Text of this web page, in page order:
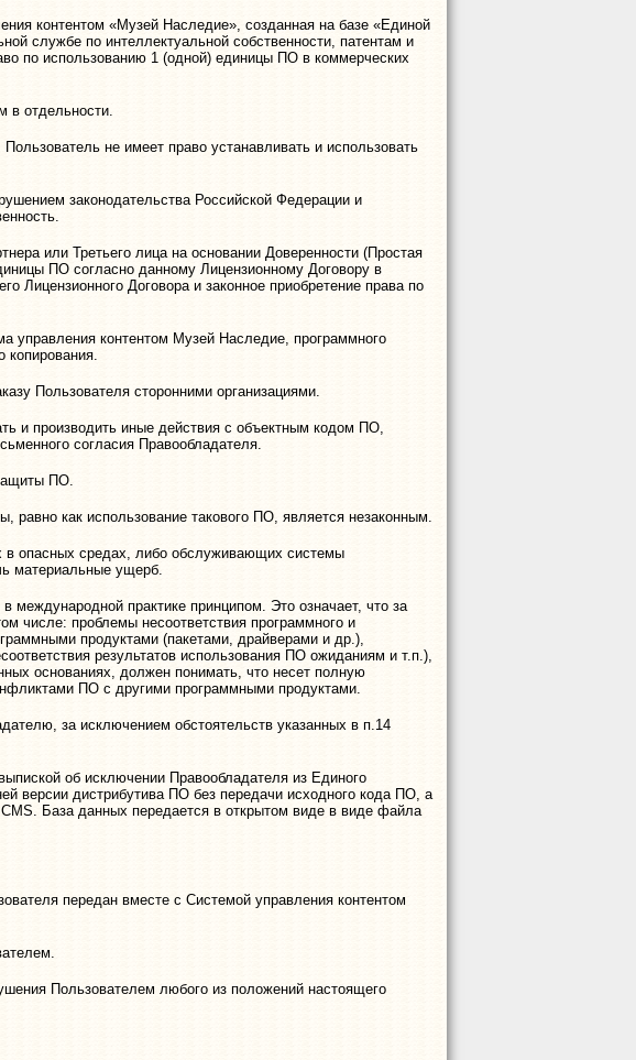
контентом «Музей Наследие», созданная на базе «Единой
службе по интеллектуальной собственности, патентам и
по использованию 1 (одной) единицы ПО в коммерческих
в отдельности.
не имеет право устанавливать и использовать
законодательства Российской Федерации и
или Третьего лица на основании Доверенности (Простая
ПО согласно данному Лицензионному Договору в
Договора и законное приобретение права по
управления контентом Музей Наследие, программного
копирования.
Пользователя сторонними организациями.
и производить иные действия с объектным кодом ПО,
согласия Правообладателя.
ПО.
как использование такового ПО, является незаконным.
опасных средах, либо обслуживающих системы
материальные ущерб.
практике принципом. Это означает, что за
числе: проблемы несоответствия программного и
продуктами (пакетами, драйверами и др.),
результатов использования ПО ожиданиям и т.п.),
основаниях, должен понимать, что несет полную
ПО с другими программными продуктами.
за исключением обстоятельств указанных в п.14
об исключении Правообладателя из Единого
версии дистрибутива ПО без передачи исходного кода ПО, а
База данных передается в открытом виде в виде файла
передан вместе с Системой управления контентом
Пользователем любого из положений настоящего